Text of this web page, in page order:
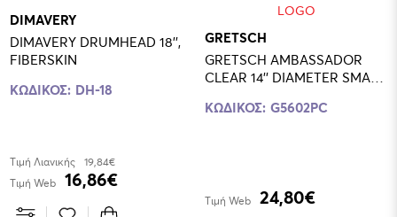
DIMAVERY
DIMAVERY DRUMHEAD 18'',
FIBERSKIN
ΚΩΔΙΚΟΣ: DH-18
Τιμή Λιανικής
19,84€
Τιμή Web
16,86€
GRETSCH
GRETSCH AMBASSADOR
CLEAR 14'' DIAMETER SMALL
ΚΩΔΙΚΟΣ: G5602PC
Τιμή Web 24,80€